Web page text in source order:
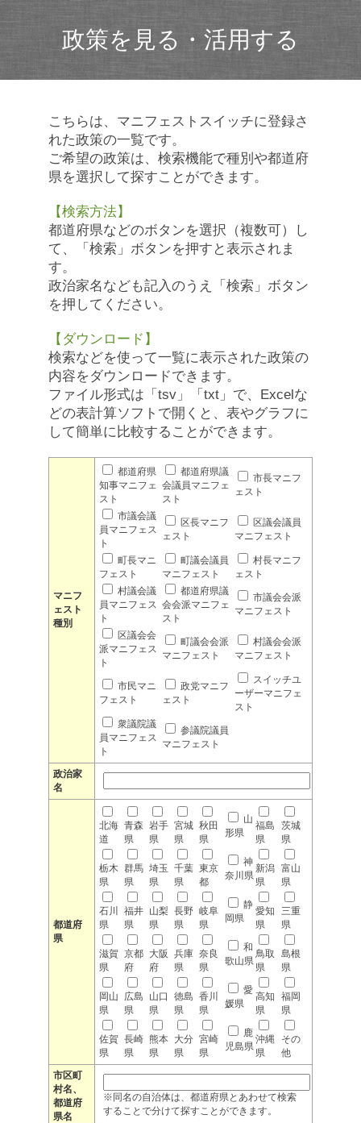
政策を見る・活用する
こちらは、マニフェストスイッチに登録さ
れた政策の一覧です。
ご希望の政策は、検索機能で種別や都道府
県を選択して探すことができます。
【検索方法】
都道府県などのボタンを選択（複数可）し
て、「検索」ボタンを押すと表示されま
す。
政治家名なども記入のうえ「検索」ボタン
を押してください。
【ダウンロード】
検索などを使って一覧に表示された政策の
内容をダウンロードできます。
ファイル形式は「tsv」「txt」で、Excelな
どの表計算ソフトで開くと、表やグラフに
して簡単に比較することができます。
マニフ
ェスト
種別
都道府県
知事マニフェ
スト
都道府県議
会議員マニフェ
スト
市長マニフ
ェスト
市議会議
員マニフェス
ト
区長マニフ
ェスト
区議会議員
マニフェスト
町長マニ
フェスト
町議会議員
マニフェスト
村長マニフ
ェスト
村議会議
員マニフェス
ト
都道府県議
会会派マニフェ
スト
市議会会派
マニフェスト
区議会会
派マニフェス
ト
町議会会派
マニフェスト
村議会会派
マニフェスト
市民マニ
フェスト
政党マニフ
ェスト
スイッチユ
ーザーマニフェ
スト
衆議院議
員マニフェス
ト
参議院議員
マニフェスト
政治家
名
都道府
県
北海
道
青森
県
岩手
県
宮城
県
秋田
県
山
形県
福島
県
茨城
県
栃木
県
群馬
県
埼玉
県
千葉
県
東京
都
神
奈川県
新潟
県
富山
県
石川
県
福井
県
山梨
県
長野
県
岐阜
県
静
岡県
愛知
県
三重
県
滋賀
県
京都
府
大阪
府
兵庫
県
奈良
県
和
歌山県
鳥取
県
島根
県
岡山
県
広島
県
山口
県
徳島
県
香川
県
愛
媛県
高知
県
福岡
県
佐賀
県
長崎
県
熊本
県
大分
県
宮崎
県
鹿
児島県
沖縄
県
その
他
市区町
村名、
都道府
県名
※同名の自治体は、都道府県とあわせて検索
することで分けて探すことができます。